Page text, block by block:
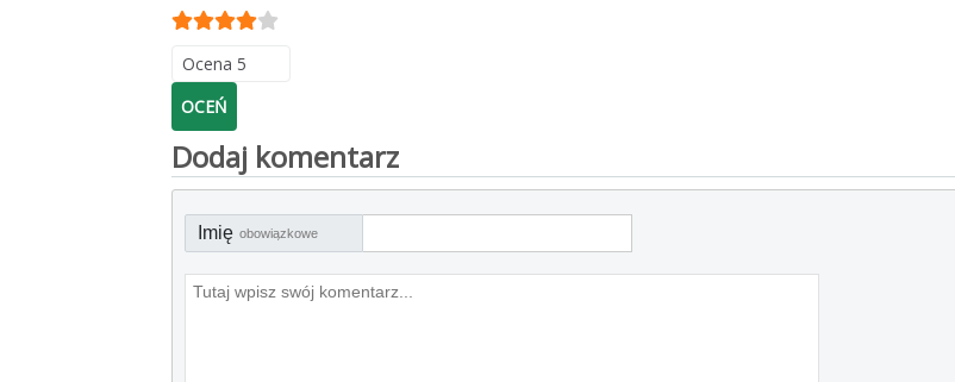
Błędów żołnierzom
Proszę, oceń
Dodaj komentarz
Imię obowiązkowe